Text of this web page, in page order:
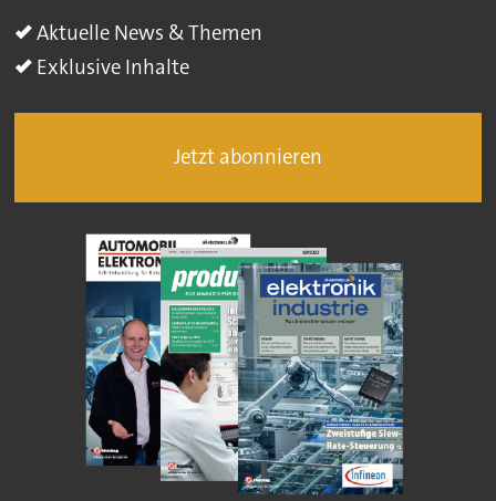
Aktuelle News & Themen
Exklusive Inhalte
Jetzt abonnieren